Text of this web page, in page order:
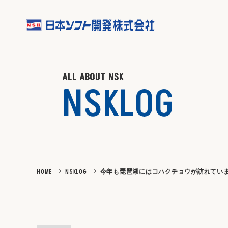
ALL ABOUT NSK
NSKLOG
HOME NSKLOG 今年も琵琶湖にはコハクチョウが訪れてい